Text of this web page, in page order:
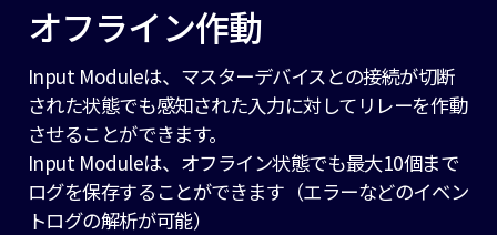
オフライン作動
Input Moduleは、マスターデバイスとの接続が切断
された状態でも感知された入力に対してリレーを作動
させることができます。
Input Moduleは、オフライン状態でも最大10個まで
ログを保存することができます（エラーなどのイベン
トログの解析が可能）